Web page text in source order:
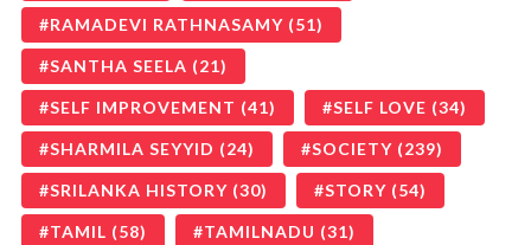
RAMADEVI RATHNASAMY (51)
SANTHA SEELA (21)
SELF IMPROVEMENT (41) SELF LOVE (34)
SHARMILA SEYYID (24) SOCIETY (239)
SRILANKA HISTORY (30) STORY (54)
TAMIL (58) TAMILNADU (31)